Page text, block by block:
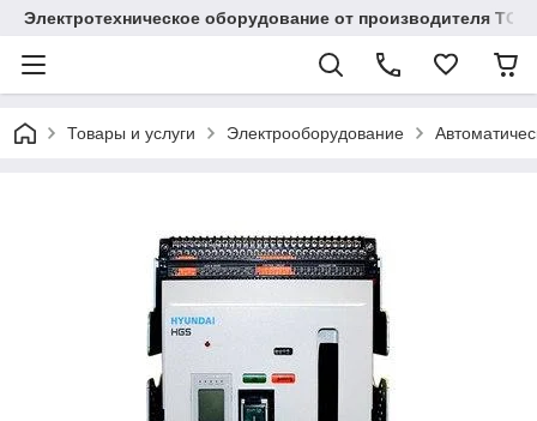
Электротехническое оборудование от производителя TOO
Товары и услуги Электрооборудование